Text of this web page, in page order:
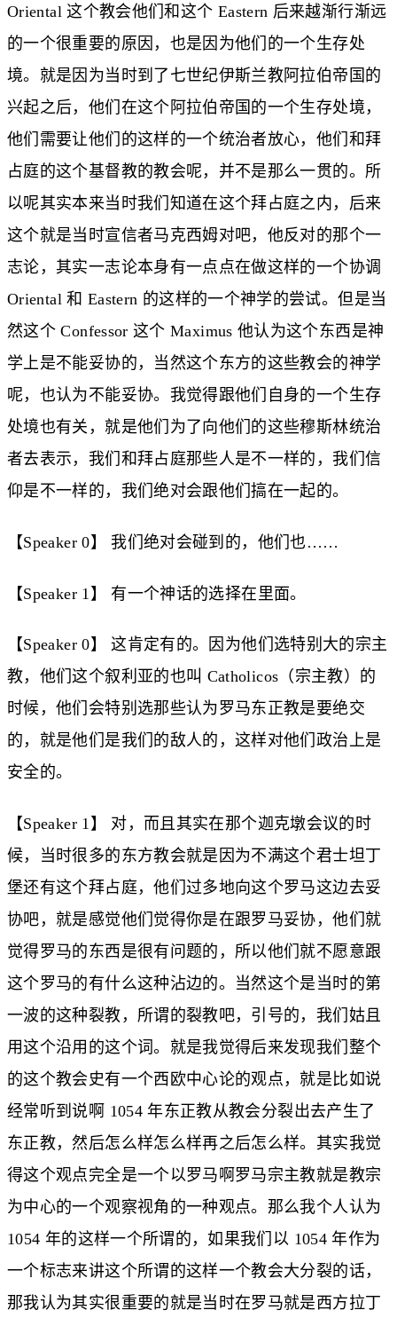
Oriental 这个教会他们和这个 Eastern 后来越渐行渐远
的一个很重要的原因，也是因为他们的一个生存处
境。就是因为当时到了七世纪伊斯兰教阿拉伯帝国的
兴起之后，他们在这个阿拉伯帝国的一个生存处境，
他们需要让他们的这样的一个统治者放心，他们和拜
占庭的这个基督教的教会呢，并不是那么一贯的。所
以呢其实本来当时我们知道在这个拜占庭之内，后来
这个就是当时宣信者马克西姆对吧，他反对的那个一
志论，其实一志论本身有一点点在做这样的一个协调
Oriental 和 Eastern 的这样的一个神学的尝试。但是当
然这个 Confessor 这个 Maximus 他认为这个东西是神
学上是不能妥协的，当然这个东方的这些教会的神学
呢，也认为不能妥协。我觉得跟他们自身的一个生存
处境也有关，就是他们为了向他们的这些穆斯林统治
者去表示，我们和拜占庭那些人是不一样的，我们信
仰是不一样的，我们绝对会跟他们搞在一起的。
【Speaker 0】 我们绝对会碰到的，他们也……
【Speaker 1】 有一个神话的选择在里面。
【Speaker 0】 这肯定有的。因为他们选特别大的宗主
教，他们这个叙利亚的也叫 Catholicos（宗主教）的
时候，他们会特别选那些认为罗马东正教是要绝交
的，就是他们是我们的敌人的，这样对他们政治上是
安全的。
【Speaker 1】 对，而且其实在那个迦克墩会议的时
候，当时很多的东方教会就是因为不满这个君士坦丁
堡还有这个拜占庭，他们过多地向这个罗马这边去妥
协吧，就是感觉他们觉得你是在跟罗马妥协，他们就
觉得罗马的东西是很有问题的，所以他们就不愿意跟
这个罗马的有什么这种沾边的。当然这个是当时的第
一波的这种裂教，所谓的裂教吧，引号的，我们姑且
用这个沿用的这个词。就是我觉得后来发现我们整个
的这个教会史有一个西欧中心论的观点，就是比如说
经常听到说啊 1054 年东正教从教会分裂出去产生了
东正教，然后怎么样怎么样再之后怎么样。其实我觉
得这个观点完全是一个以罗马啊罗马宗主教就是教宗
为中心的一个观察视角的一种观点。那么我个人认为
1054 年的这样一个所谓的，如果我们以 1054 年作为
一个标志来讲这个所谓的这样一个教会大分裂的话，
那我认为其实很重要的就是当时在罗马就是西方拉丁